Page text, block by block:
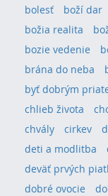
bolesť boží dar
božia realita
bozie vedenie
brána do neba
byť dobrým
chlieb života
chvály
cirkev
deti a modlitba
deväť prvých
dobré ovocie